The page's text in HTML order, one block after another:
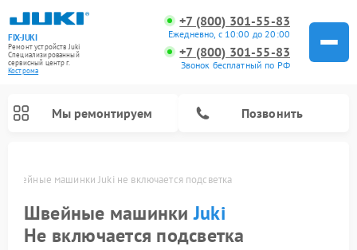
FIX-JUKI
Ремонт устройств Juki
Специализированный
cервисный центр г.
Кострома
+7 (800) 301-55-83
Ежедневно, с 10:00 до 20:00
+7 (800) 301-55-83
Звонок бесплатный по РФ
Мы ремонтируем Позвонить
Швейные машинки Juki не включается подсветка
Швейные машинкиJuki
Не включается подсветка